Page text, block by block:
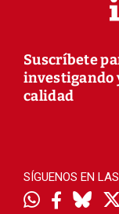
Suscríbete
investigando
calidad
SÍGUENOS EN